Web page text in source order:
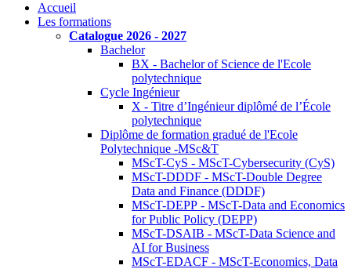
Accueil
Les formations
Catalogue 2026 - 2027
Bachelor
BX - Bachelor of Science de l'Ecole
polytechnique
Cycle Ingénieur
X - Titre d’Ingénieur diplômé de l’École
polytechnique
Diplôme de formation gradué de l'Ecole
Polytechnique -MSc&T
MScT-CyS - MScT-Cybersecurity (CyS)
MScT-DDDF - MScT-Double Degree
Data and Finance (DDDF)
MScT-DEPP - MScT-Data and Economics
for Public Policy (DEPP)
MScT-DSAIB - MScT-Data Science and
AI for Business
MScT-EDACF - MScT-Economics, Data